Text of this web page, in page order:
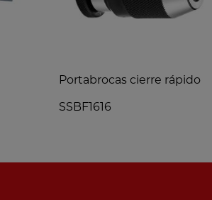
Portabrocas cierre rápido
SSBF1616